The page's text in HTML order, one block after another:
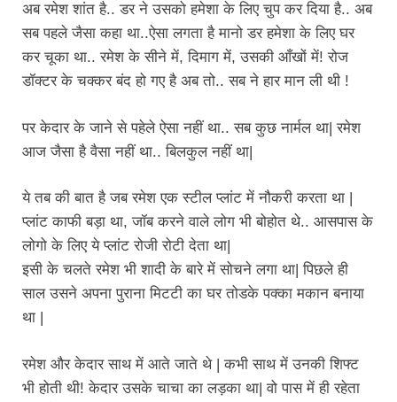
अब रमेश शांत है.. डर ने उसको हमेशा के लिए चुप कर दिया है.. अब
सब पहले जैसा कहा था..ऐसा लगता है मानो डर हमेशा के लिए घर
कर चूका था.. रमेश के सीने में, दिमाग में, उसकी आँखों में! रोज
डॉक्टर के चक्कर बंद हो गए है अब तो.. सब ने हार मान ली थी !
पर केदार के जाने से पहेले ऐसा नहीं था.. सब कुछ नार्मल था| रमेश
आज जैसा है वैसा नहीं था.. बिलकुल नहीं था|
ये तब की बात है जब रमेश एक स्टील प्लांट में नौकरी करता था |
प्लांट काफी बड़ा था, जॉब करने वाले लोग भी बोहोत थे.. आसपास के
लोगो के लिए ये प्लांट रोजी रोटी देता था|
इसी के चलते रमेश भी शादी के बारे में सोचने लगा था| पिछले ही
साल उसने अपना पुराना मिटटी का घर तोडके पक्का मकान बनाया
था |
रमेश और केदार साथ में आते जाते थे | कभी साथ में उनकी शिफ्ट
भी होती थी! केदार उसके चाचा का लड़का था| वो पास में ही रहेता